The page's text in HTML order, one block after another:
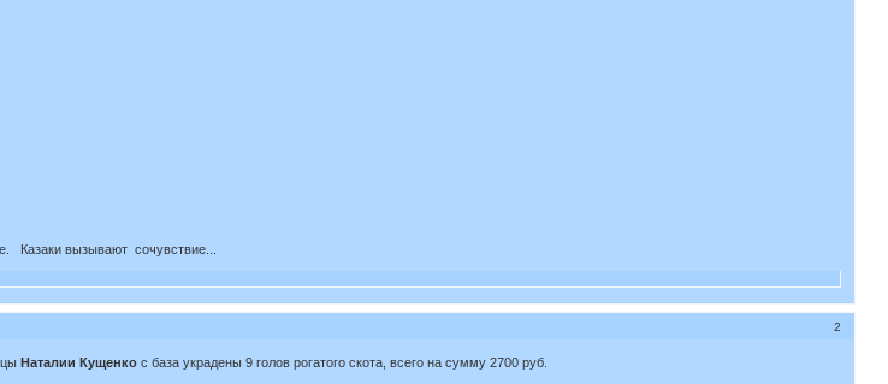
Казаки вызывают сочувствие...
2
Наталии Кущенкос база украдены 9 голов рогатого скота, всего на сумму 2700 руб.